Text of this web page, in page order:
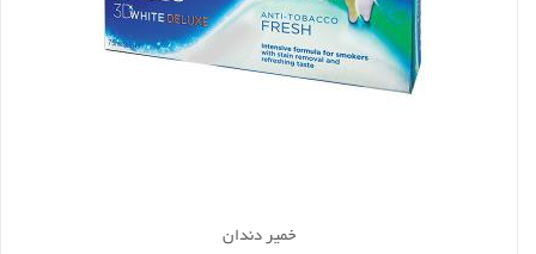
خمیر دندان